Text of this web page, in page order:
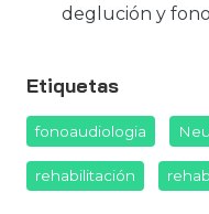
deglución y
Etiquetas
fonoaudiologia
rehabilitación